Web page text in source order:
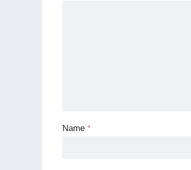
Name *